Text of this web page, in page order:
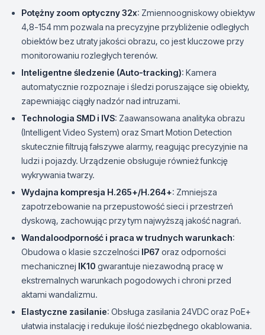
Potężny zoom optyczny 32x: Zmiennoogniskowy obiektyw
4,8-154 mm pozwala na precyzyjne przybliżenie odległych
obiektów bez utraty jakości obrazu, co jest kluczowe przy
monitorowaniu rozległych terenów.
Inteligentne śledzenie (Auto-tracking): Kamera
automatycznie rozpoznaje i śledzi poruszające się obiekty,
zapewniając ciągły nadzór nad intruzami.
Technologia SMD i IVS: Zaawansowana analityka obrazu
(Intelligent Video System) oraz Smart Motion Detection
skutecznie filtrują fałszywe alarmy, reagując precyzyjnie na
ludzi i pojazdy. Urządzenie obsługuje również funkcję
wykrywania twarzy.
Wydajna kompresja H.265+/H.264+: Zmniejsza
zapotrzebowanie na przepustowość sieci i przestrzeń
dyskową, zachowując przy tym najwyższą jakość nagrań.
Wandaloodporność i praca w trudnych warunkach:
Obudowa o klasie szczelności IP67 oraz odporności
mechanicznej IK10 gwarantuje niezawodną pracę w
ekstremalnych warunkach pogodowych i chroni przed
aktami wandalizmu.
Elastyczne zasilanie: Obsługa zasilania 24VDC oraz PoE+
ułatwia instalację i redukuje ilość niezbędnego okablowania.